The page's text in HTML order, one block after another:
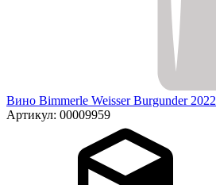
Вино Bimmerle Weisser Burgunder 2022
Артикул: 00009959